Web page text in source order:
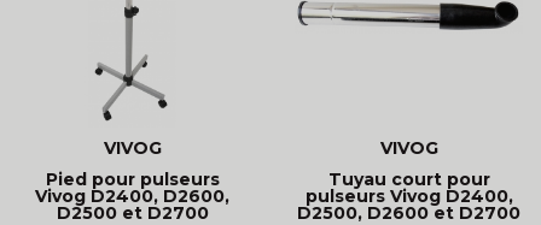
VIVOG
Pied pour pulseurs
Vivog D2400, D2600,
D2500 et D2700
VIVOG
Tuyau court pour
pulseurs Vivog D2400,
D2500, D2600 et D2700